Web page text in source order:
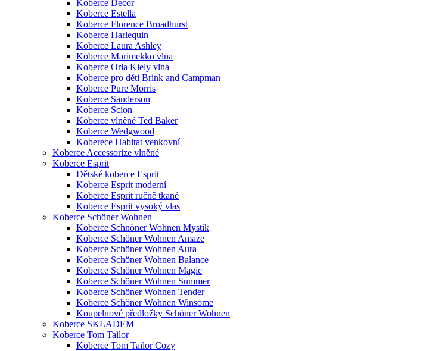
Koberce Decor
Koberce Estella
Koberce Florence Broadhurst
Koberce Harlequin
Koberce Laura Ashley
Koberce Marimekko vlna
Koberce Orla Kiely vlna
Koberce pro děti Brink and Campman
Koberce Pure Morris
Koberce Sanderson
Koberce Scion
Koberce vlněné Ted Baker
Koberce Wedgwood
Koberece Habitat venkovní
Koberce Accessorize vlněné
Koberce Esprit
Dětské koberce Esprit
Koberce Esprit moderní
Koberce Esprit ručně tkané
Koberce Esprit vysoký vlas
Koberce Schöner Wohnen
Koberce Schnöner Wohnen Mystik
Koberce Schöner Wohnen Amaze
Koberce Schöner Wohnen Aura
Koberce Schöner Wohnen Balance
Koberce Schöner Wohnen Magic
Koberce Schöner Wohnen Summer
Koberce Schöner Wohnen Tender
Koberce Schöner Wohnen Winsome
Koupelnové předložky Schöner Wohnen
Koberce SKLADEM
Koberce Tom Tailor
Koberce Tom Tailor Cozy